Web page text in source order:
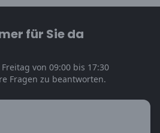
für Sie da
von 09:00 bis 17:30
Fragen zu beantworten.